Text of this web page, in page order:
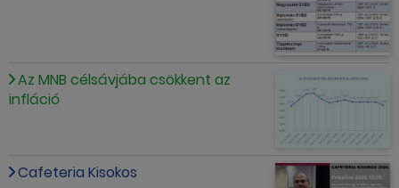
Az MNB célsávjába csökkent az
infláció
Cafeteria Kisokos